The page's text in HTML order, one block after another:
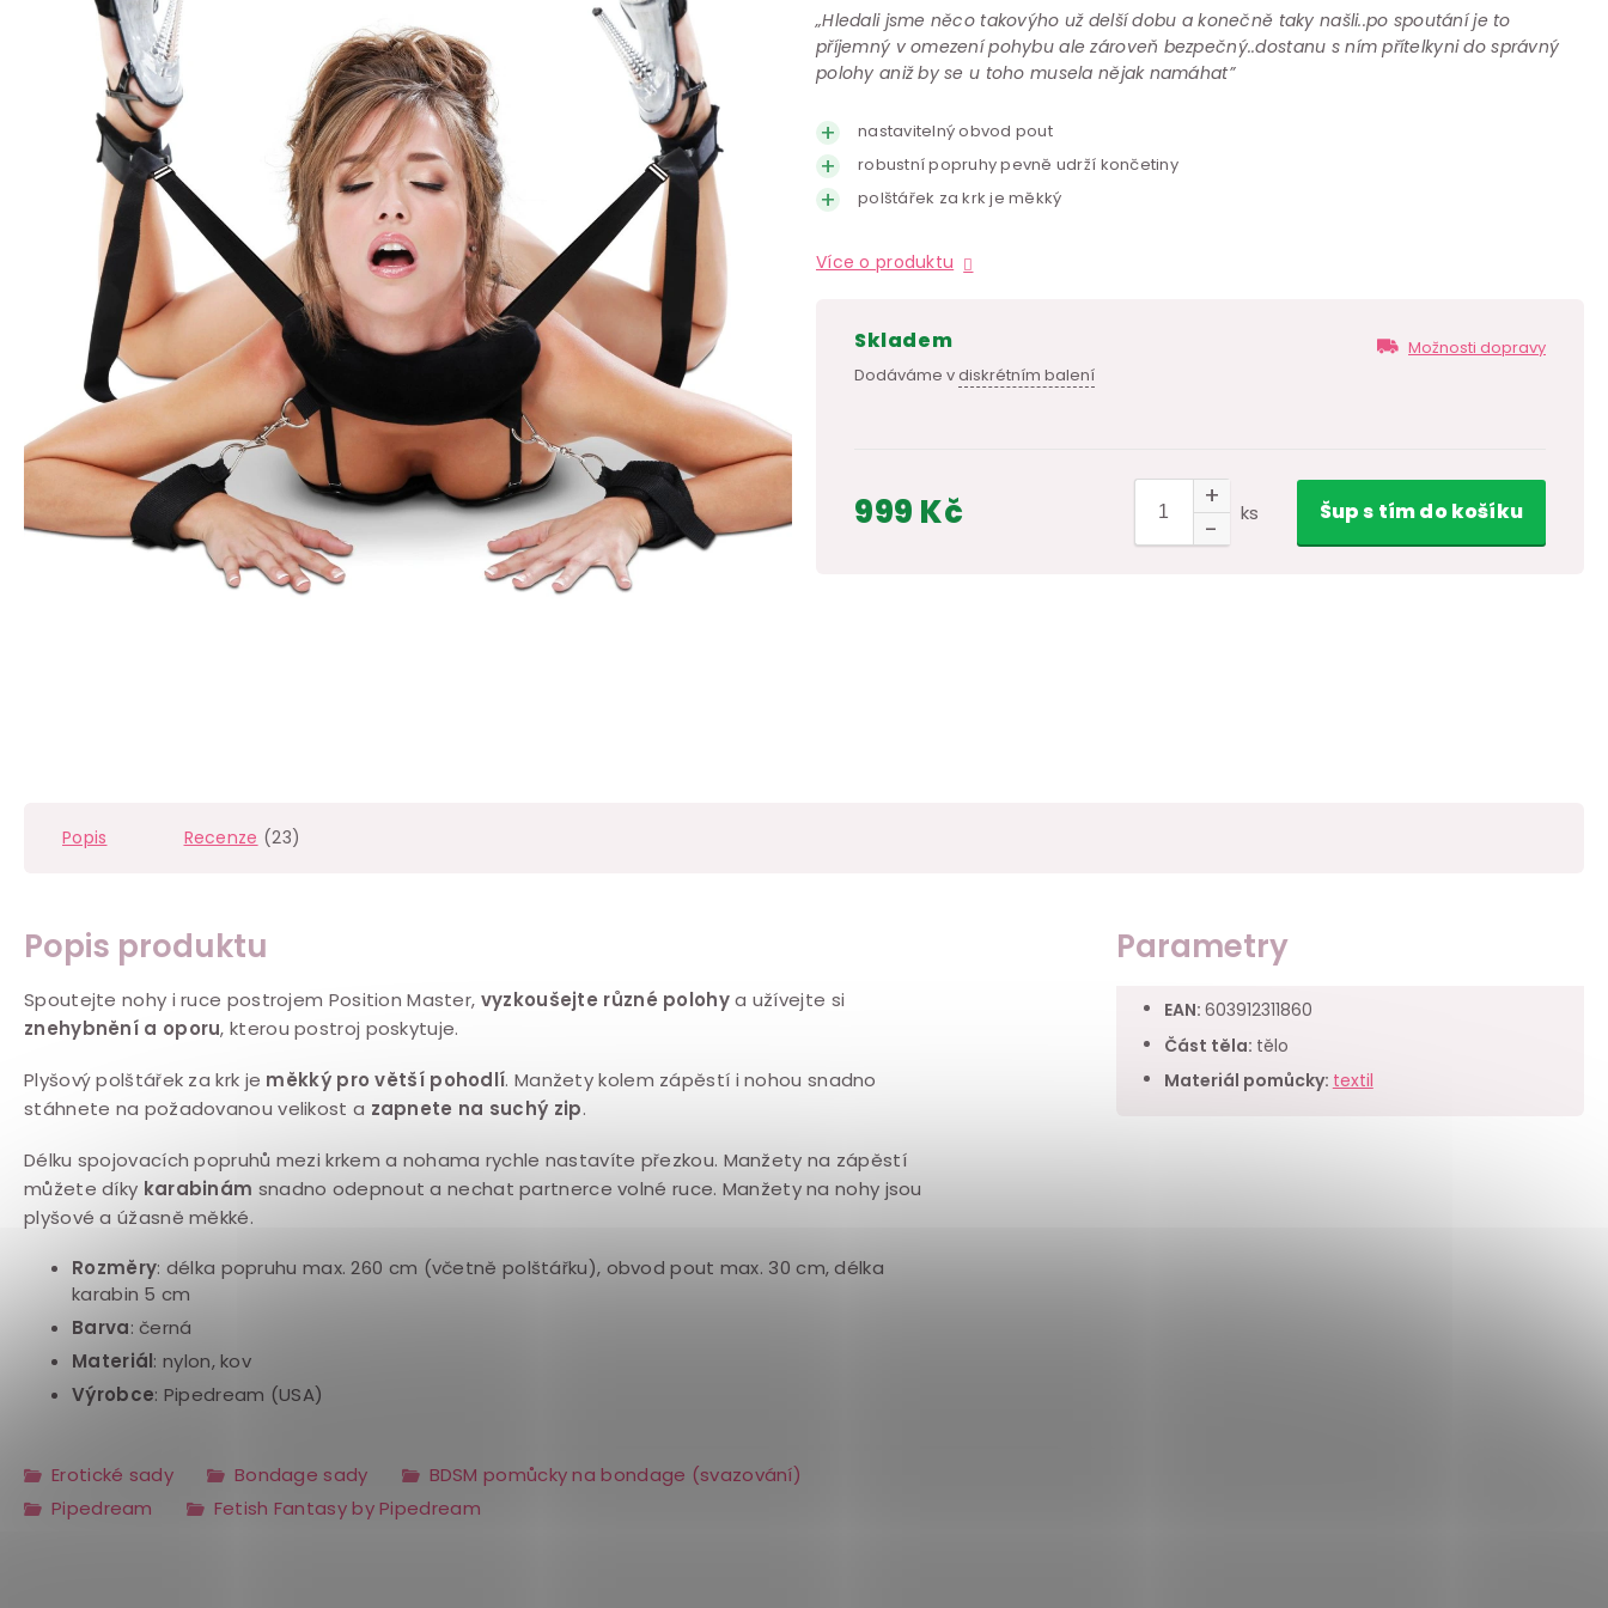
„Hledali jsme něco takovýho už delší dobu a konečně taky našli..po spoutání je to
příjemný v omezení pohybu ale zároveň bezpečný..dostanu s ním přítelkyni do správný
polohy aniž by se u toho musela nějak namáhat”
nastavitelný obvod pout
robustní popruhy pevně udrží končetiny
polštářek za krk je měkký
Více o produktu
skladem
Dodáváme vdiskrétním balení
Možnosti dopravy
999 Kč ks Šups tímdo košíku
Popis Recenze (23)
Popis produktu
Spoutejte nohy i ruce postrojem Position Master, vyzkoušejte různé polohya užívejte si
znehybnění a oporu, kterou postroj poskytuje.
Plyšový polštářek za krk je měkký pro větší pohodlí. Manžety kolem zápěstí i nohou snadno
stáhnete na požadovanou velikost a zapnete na suchý zip.
Délku spojovacích popruhů mezi krkem a nohama rychle nastavíte přezkou. Manžety na zápěstí
můžete díky karabinám snadno odepnout a nechat partnerce volné ruce. Manžety na nohy jsou
plyšové a úžasně měkké.
Rozměry: délka popruhu max. 260 cm (včetně polštářku), obvod pout max. 30 cm, délka
karabin 5 cm
Barva: černá
Materiál: nylon, kov
Výrobce: Pipedream (USA)
Erotické sady Bondage sady
BDSM pomůcky na bondage (svazování)
Pipedream
Fetish Fantasy by Pipedream
Parametry
EAN: 603912311860
Část těla: tělo
Materiál pomůcky: textil